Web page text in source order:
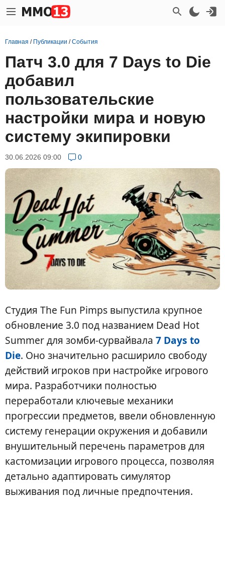
Главная / Публикации /События
Патч 3.0 для 7 Days to Die
добавил
пользовательские
настройки мира и новую
систему экипировки
30.06.2026 09:00 0
Студия The Fun Pimps выпустила крупное
обновление 3.0 под названием Dead Hot
Summer для зомби-сурвайвала 7 Days to
Die. Оно значительно расширило свободу
действий игроков при настройке игрового
мира. Разработчики полностью
переработали ключевые механики
прогрессии предметов, ввели обновленную
систему генерации окружения и добавили
внушительный перечень параметров для
кастомизации игрового процесса, позволяя
детально адаптировать симулятор
выживания под личные предпочтения.